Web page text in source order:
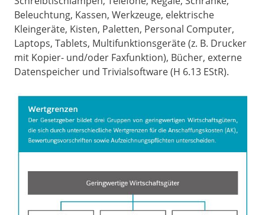
Beleuchtung, Kassen, Werkzeuge, elektrische
Kleingeräte, Kisten, Paletten, Personal Computer,
Laptops, Tablets, Multifunktionsgeräte (z. B. Drucker
mit Kopier- und/oder Faxfunktion), Bücher, externe
Datenspeicher und Trivialsoftware (H 6.13 EStR).